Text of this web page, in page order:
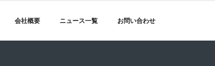
会社概要 ニュース一覧 お問い合わせ